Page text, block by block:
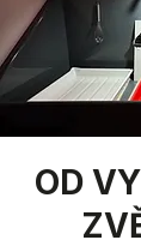
OD